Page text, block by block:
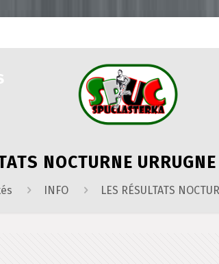
NOCTURNE
INFO LES RÉSULTATS